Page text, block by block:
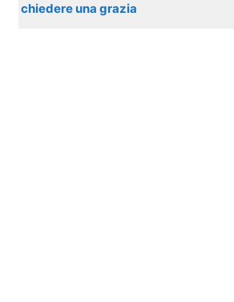
chiedere una grazia